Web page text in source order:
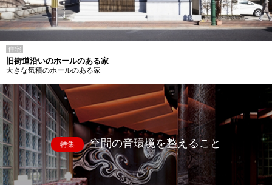
住宅
旧街道沿いのホールのある家
大きな気積のホールのある家
特集 空間の音環境を整えること